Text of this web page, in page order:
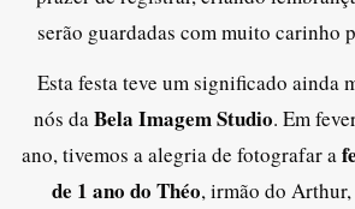
serão guardadas com muito carinho
Esta festa teve um significado ainda
nós daBela Imagem Studio. Em
ano, tivemos a alegria de fotografar a
de 1 ano do Théo, irmão do